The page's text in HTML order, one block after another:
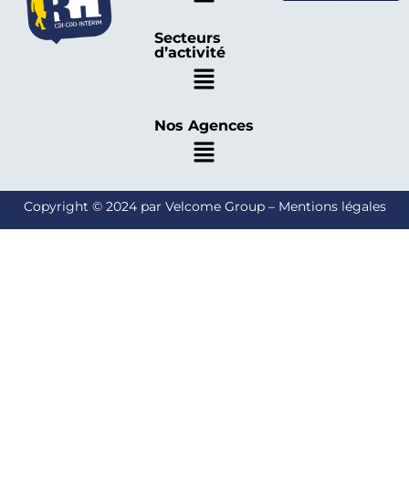
Secteurs
d’activité
Nos Agences
Copyright © 2024 par Velcome Group – Mentions légales